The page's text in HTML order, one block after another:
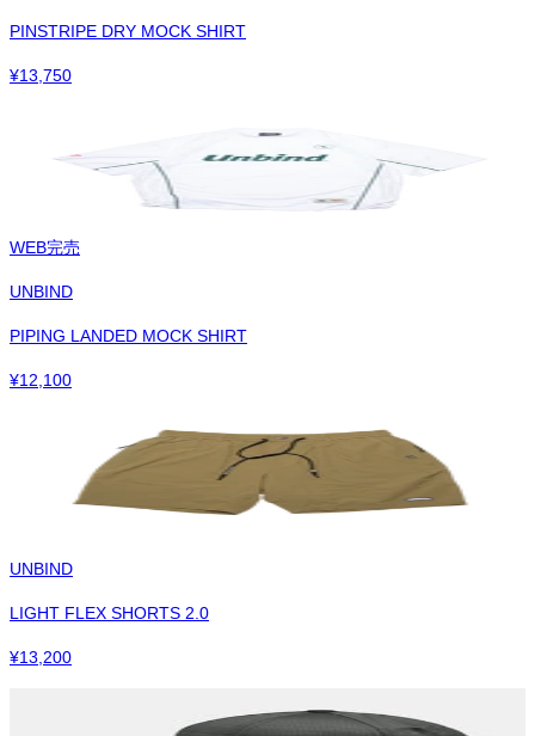
PINSTRIPE DRY MOCK SHIRT
¥13,750
WEB完売
UNBIND
PIPING LANDED MOCK SHIRT
¥12,100
UNBIND
LIGHT FLEX SHORTS 2.0
¥13,200